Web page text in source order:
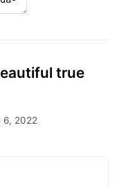
true
6, 2022